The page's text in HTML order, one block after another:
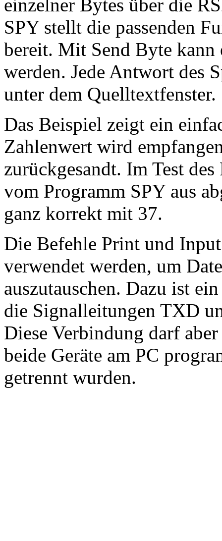
einzelner Bytes über die
SPY stellt die passenden
bereit. Mit Send Byte kann
werden. Jede Antwort des
unter dem Quelltextfenster.
Das Beispiel zeigt ein
Zahlenwert wird
zurückgesandt. Im Test
vom Programm SPY aus
ganz korrekt mit 37.
Die Befehle Print und
verwendet werden, um
auszutauschen. Dazu ist
die Signalleitungen TXD
Diese Verbindung darf
beide Geräte am PC
getrennt wurden.